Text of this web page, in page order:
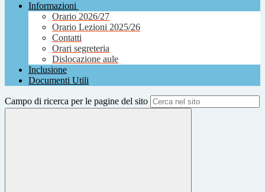
Informazioni
Orario 2026/27
Orario Lezioni 2025/26
Contatti
Orari segreteria
Dislocazione aule
Inclusione
Documenti Utili
Campo di ricerca per le pagine del sito